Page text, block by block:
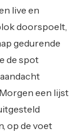
live en
doorspoelt,
gedurende
de spot
een lijst
op de voet